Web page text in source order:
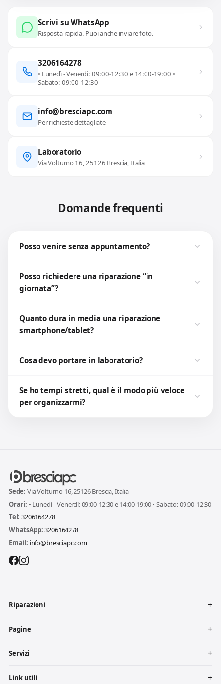
Scrivi su WhatsApp
Risposta rapida. Puoi anche inviare foto.
3206164278
• Lunedì - Venerdì: 09:00-12:30 e 14:00-19:00 •
Sabato: 09:00-12:30
info@bresciapc.com
Per richieste dettagliate
Laboratorio
Via Volturno 16, 25126 Brescia, Italia
Domande frequenti
Posso venire senza appuntamento?
Posso richiedere una riparazione “in
giornata”?
Quanto dura in media una riparazione
smartphone/tablet?
Cosa devo portare in laboratorio?
Se ho tempi stretti, qual è il modo più veloce
per organizzarmi?
Sede: Via Volturno 16, 25126 Brescia, Italia
Orari: • Lunedì - Venerdì: 09:00-12:30 e 14:00-19:00 • Sabato: 09:00-12:30
Tel: 3206164278
WhatsApp:3206164278
Email: info@bresciapc.com
Riparazioni
Pagine
Servizi
Link utili